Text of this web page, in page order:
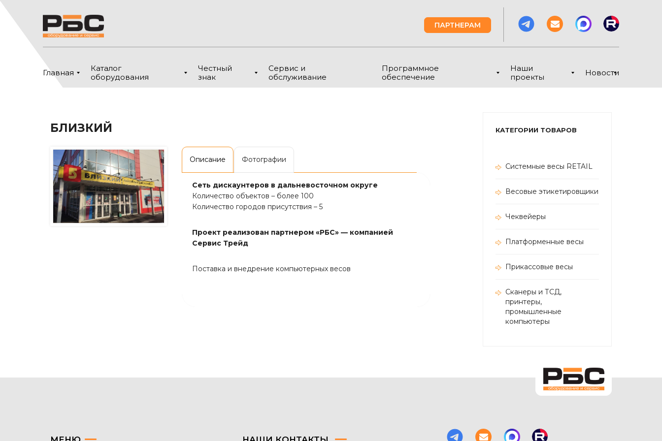
ПАРТНЕРАМ
Главная
Каталог
оборудования
Честный
знак
Сервис и
обслуживание
Программное
обеспечение
Наши
проекты
Новости
БЛИЗКИЙ
Описание Фотографии
Сеть дискаунтеров в дальневосточном округе
Количество объектов – более 100
Количество городов присутствия – 5
Проект реализован партнером «РБС» — компанией
Сервис Трейд
Поставка и внедрение компьютерных весов
КАТЕГОРИИ ТОВАРОВ
Системные весы RETAIL
Весовые этикетировщики
Чеквейеры
Платформенные весы
Прикассовые весы
Сканеры и ТСД,
принтеры,
промышленные
компьютеры